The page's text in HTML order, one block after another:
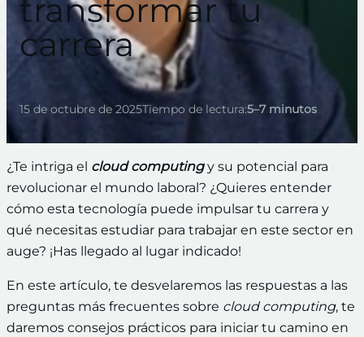
transformar tu
carrera
15 de octubre de 2025Tiempo de lectura:5–7 minutos
¿Te intriga el cloud computing y su potencial para
revolucionar el mundo laboral? ¿Quieres entender
cómo esta tecnología puede impulsar tu carrera y
qué necesitas estudiar para trabajar en este sector en
auge? ¡Has llegado al lugar indicado!
En este artículo, te desvelaremos las respuestas a las
preguntas más frecuentes sobre cloud computing, te
daremos consejos prácticos para iniciar tu camino en